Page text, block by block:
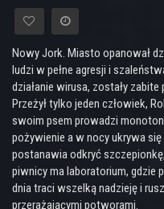
Nowy Jork. Miasto opanował
ludzi w pełne agresji i
działanie wirusa, zostały
Przeżył tylko jeden człowiek,
swoim psem prowadzi
pożywienie a w nocy ukrywa
postanawia odkryć
piwnicy ma laboratorium, gdzie
dnia traci wszelką nadzieję i
przerażającymi potworami.